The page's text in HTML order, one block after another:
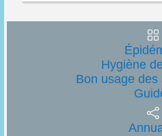
Hygiène
Bon usage